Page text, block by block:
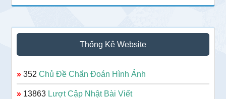
Thống Kê Website
» 352Chủ Đề Chẩn Đoán Hình Ảnh
» 13863 Lượt Cập Nhật Bài Viết